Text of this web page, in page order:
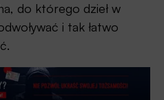
do którego dzieł w
i tak łatwo